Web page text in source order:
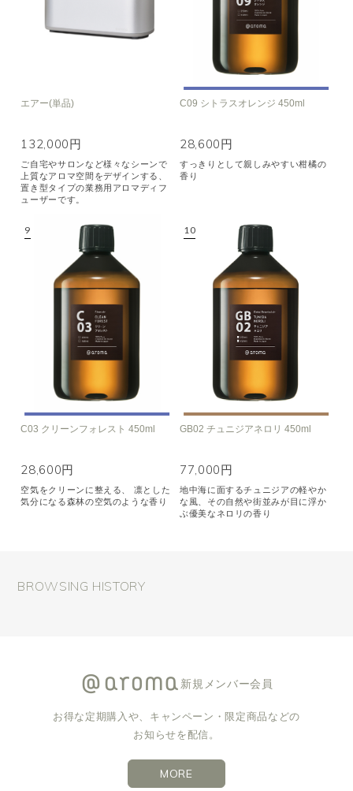
エアー(単品)
132,000円
ご自宅やサロンなど様々なシーンで
上質なアロマ空間をデザインする、
置き型タイプの業務用アロマディフ
ューザーです。
C09 シトラスオレンジ 450ml
28,600円
すっきりとして親しみやすい柑橘の
香り
C03 クリーンフォレスト 450ml
28,600円
空気をクリーンに整える、 凛とした
気分になる森林の空気のような香り
GB02 チュニジアネロリ 450ml
77,000円
地中海に面するチュニジアの軽やか
な風、その自然や街並みが目に浮か
ぶ優美なネロリの香り
BROWSING HISTORY
新規メンバー会員
お得な定期購入や、キャンペーン・限定商品などの
お知らせを配信。
MORE